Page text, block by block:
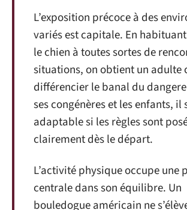
L’exposition précoce à des
variés est capitale. En
le chien à toutes sortes de
situations, on obtient un adulte
différencier le banal du
ses congénères et les enfants, il
adaptable si les règles sont
clairement dès le départ.
L’activité physique occupe une
centrale dans son équilibre. Un
bouledogue américain ne